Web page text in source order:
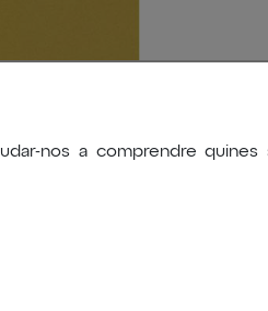
nos a comprendre quines